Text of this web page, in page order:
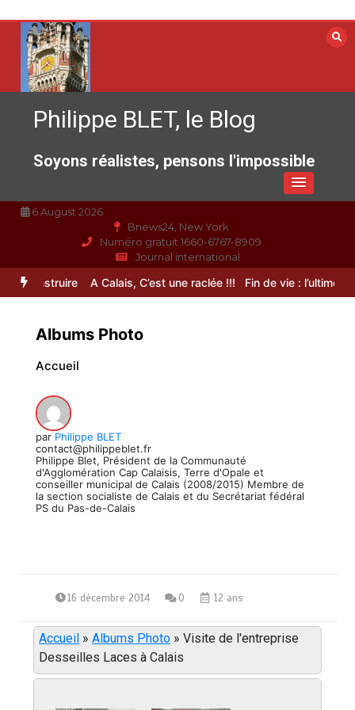
contenu
Philippe BLET, le Blog
Soyons réalistes, pensons l'impossible
6 August 2026
Bnews24, New York
Numéro gratuit 1660-6767-8909
Journal international
A Calais, C’est une raclée !!! Fin de vie : l’ultime
Albums Photo
Accueil
par Philippe BLET
contact@philippeblet.fr
Philippe Blet, Président de la Communauté
d'Agglomération Cap Calaisis, Terre d'Opale et
conseiller municipal de Calais (2008/2015) Membre de
la section socialiste de Calais et du Secrétariat fédéral
PS du Pas-de-Calais
16 décembre 2014 0 12 ans
Accueil »Albums Photo »Visite de l'entreprise
Desseilles Laces à Calais